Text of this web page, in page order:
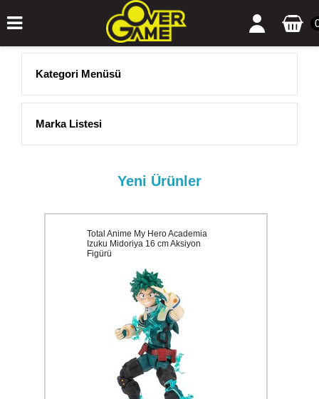
Kategori Menüsü
Marka Listesi
Yeni Ürünler
Total Anime My Hero Academia
Izuku Midoriya 16 cm Aksiyon
Figürü